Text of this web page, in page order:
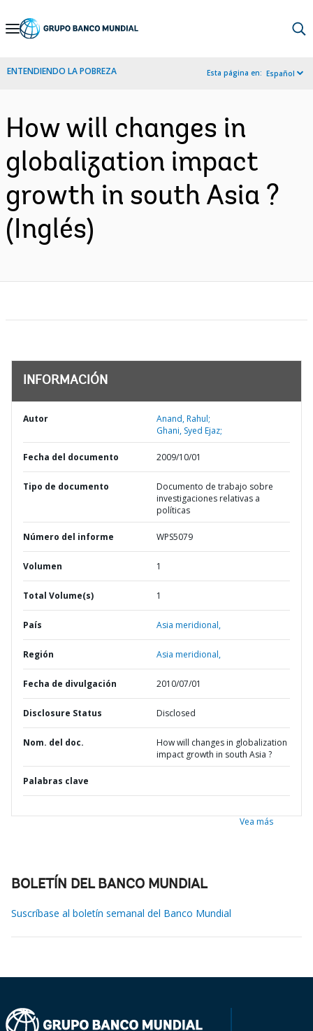
Skip
Navigation
ENTENDIENDO LA POBREZA Esta página en: Español
How will changes in
globalization impact
growth in south Asia ?
(Inglés)
INFORMACIÓN
Autor
Anand, Rahul;
Ghani, Syed Ejaz;
Fecha del documento 2009/10/01
Tipo de documento
Documento de trabajo sobre
investigaciones relativas a
políticas
Número del informe WPS5079
Volumen 1
Total Volume(s) 1
País Asia meridional,
Región Asia meridional,
Fecha de divulgación 2010/07/01
Disclosure Status Disclosed
Nom. del doc.
How will changes in globalization
impact growth in south Asia ?
Palabras clave
Vea más
BOLETÍN DEL BANCO MUNDIAL
Suscríbase al boletín semanal del Banco Mundial